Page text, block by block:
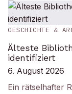
GESCHICHTE &
Älteste
identifiziert
6. August 2026
Ein rätselhafter